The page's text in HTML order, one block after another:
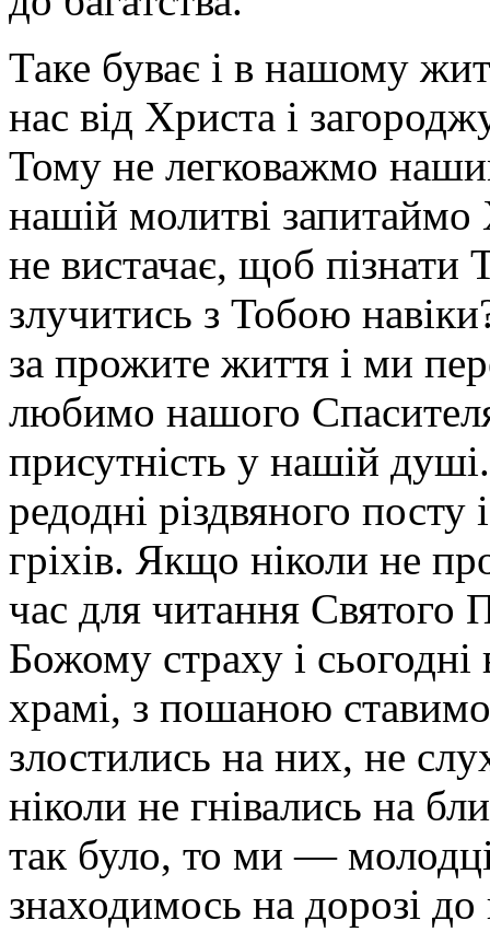
Таке буває і в нашому
нас від Христа і
Тому не легковажмо
нашій молитві
не вистачає, щоб пізнати
злучитись з Тобою
за прожите життя і ми
любимо нашого
присутність у нашій
редодні різдвяного посту
гріхів. Якщо ніколи не
час для читання Святого
Божому страху і
храмі, з пошаною
злостились на них, не
ніколи не гнівались на
так було, то ми —
знаходимось на дорозі до